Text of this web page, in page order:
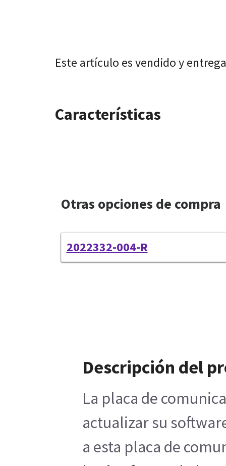
Este artículo es vendido y
Características
Otras opciones de compra
2022332-004-R
Descripción del
La placa de
actualizar su
a esta placa de